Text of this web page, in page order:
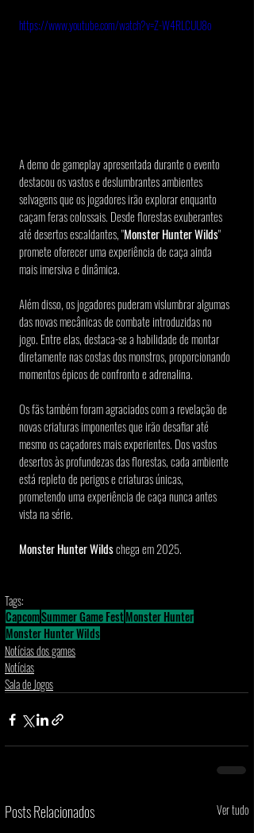
https://www.youtube.com/watch?v=Z-W4RLCUU8o
A demo de gameplay apresentada durante o evento
destacou os vastos e deslumbrantes ambientes
selvagens que os jogadores irão explorar enquanto
caçam feras colossais. Desde florestas exuberantes
até desertos escaldantes, "Monster Hunter Wilds"
promete oferecer uma experiência de caça ainda
mais imersiva e dinâmica.
Além disso, os jogadores puderam vislumbrar algumas
das novas mecânicas de combate introduzidas no
jogo. Entre elas, destaca-se a habilidade de montar
diretamente nas costas dos monstros, proporcionando
momentos épicos de confronto e adrenalina.
Os fãs também foram agraciados com a revelação de
novas criaturas imponentes que irão desafiar até
mesmo os caçadores mais experientes. Dos vastos
desertos às profundezas das florestas, cada ambiente
está repleto de perigos e criaturas únicas,
prometendo uma experiência de caça nunca antes
vista na série.
Monster Hunter Wilds chega em 2025.
Tags:
CapcomSummer Game FestMonster Hunter
Monster Hunter Wilds
Notícias dos games
Notícias
Sala de Jogos
Posts Relacionados Ver tudo